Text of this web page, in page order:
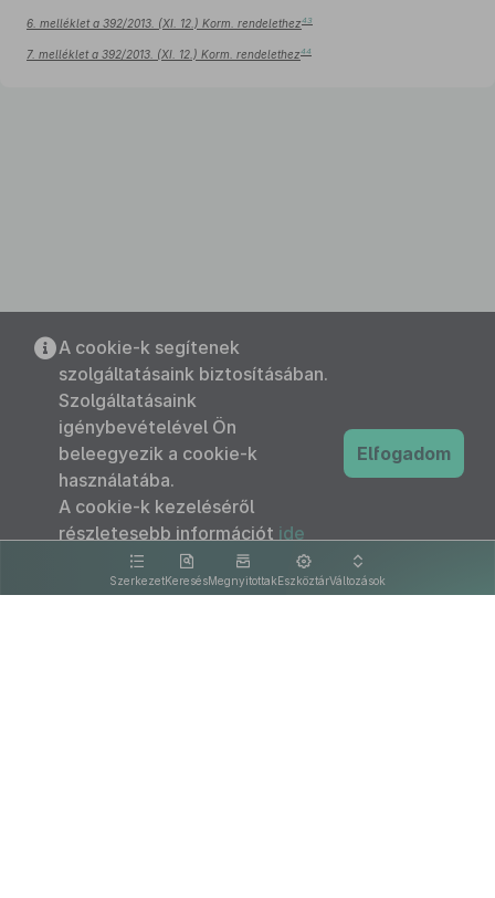
6. melléklet a 392/2013. (XI. 12.) Korm. rendelethez43
7. melléklet a 392/2013. (XI. 12.) Korm. rendelethez44
SzerkezetKeresésMegnyitottakEszköztárVáltozások
A cookie-k segítenek
szolgáltatásaink biztosításában.
Szolgáltatásaink
igénybevételével Ön
beleegyezik a cookie-k
használatába.
A cookie-k kezeléséről
részletesebb információt ide
kattintva olvashat.
Elfogadom